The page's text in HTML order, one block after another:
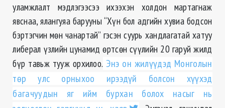
уламжлалт мэдлэгээсээ ихээхэн холдон мартагнаж
явснаа, ялангуяа барууны “Хүн бол адгийн хувиа бодсон
бэртэгчин мөн чанартай” гэсэн суурь хандлагатай хатуу
либерал үзлийн цунамид өртсөн сүүлийн 20 гаруй жилд
бүр тавьж тууж орхилоо. Энэ он жилүүдэд Монголын
төр улс орныхоо ирээдүй болсон хүүхэд
багачуудын яг ийм бурхан болох насыг нь